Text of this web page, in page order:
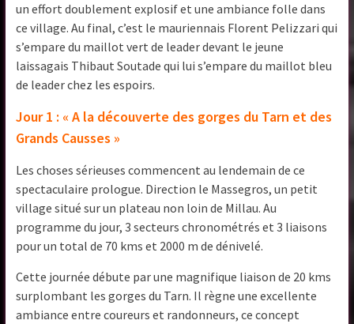
un effort doublement explosif et une ambiance folle dans
ce village. Au final, c’est le mauriennais Florent Pelizzari qui
s’empare du maillot vert de leader devant le jeune
laissagais Thibaut Soutade qui lui s’empare du maillot bleu
de leader chez les espoirs.
Jour 1 : « A la découverte des gorges du Tarn et des
Grands Causses »
Les choses sérieuses commencent au lendemain de ce
spectaculaire prologue. Direction le Massegros, un petit
village situé sur un plateau non loin de Millau. Au
programme du jour, 3 secteurs chronométrés et 3 liaisons
pour un total de 70 kms et 2000 m de dénivelé.
Cette journée débute par une magnifique liaison de 20 kms
surplombant les gorges du Tarn. Il règne une excellente
ambiance entre coureurs et randonneurs, ce concept